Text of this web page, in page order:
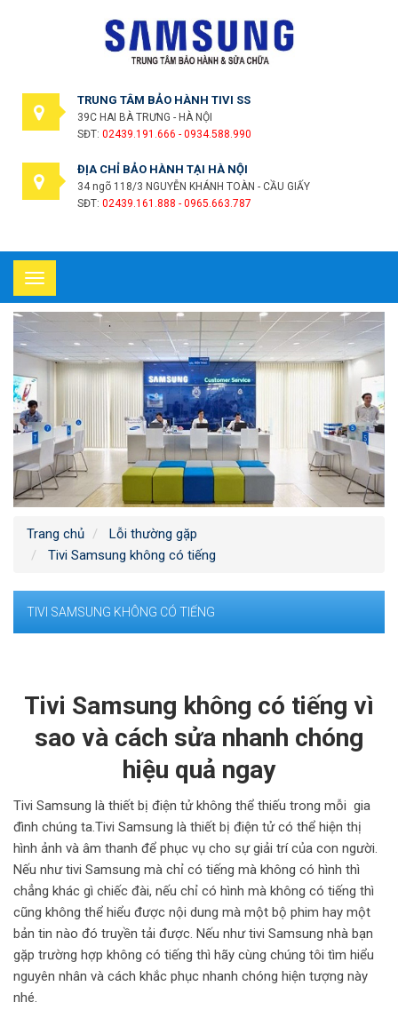
TRUNG TÂM BẢO HÀNH TIVI SS
39C HAI BÀ TRƯNG - HÀ NỘI
SĐT: 02439.191.666 - 0934.588.990
ĐỊA CHỈ BẢO HÀNH TẠI HÀ NỘI
34 ngõ 118/3 NGUYỄN KHÁNH TOÀN - CẦU GIẤY
SĐT: 02439.161.888 - 0965.663.787
Toggle
navigation
Trang chủ
Lỗi thường gặp
Tivi Samsung không có tiếng
TIVI SAMSUNG KHÔNG CÓ TIẾNG
Tivi Samsung không có tiếng vì
sao và cách sửa nhanh chóng
hiệu quả ngay
Tivi Samsung là thiết bị điện tử không thể thiếu trong mỗi gia
đình chúng ta.Tivi Samsung là thiết bị điện tử có thể hiện thị
hình ảnh và âm thanh để phục vụ cho sự giải trí của con người.
Nếu như tivi Samsung mà chỉ có tiếng mà không có hình thì
chẳng khác gì chiếc đài, nếu chỉ có hình mà không có tiếng thì
cũng không thể hiểu được nội dung mà một bộ phim hay một
bản tin nào đó truyền tải được. Nếu như tivi Samsung nhà bạn
gặp trường hợp không có tiếng thì hãy cùng chúng tôi tìm hiểu
nguyên nhân và cách khắc phục nhanh chóng hiện tượng này
nhé.